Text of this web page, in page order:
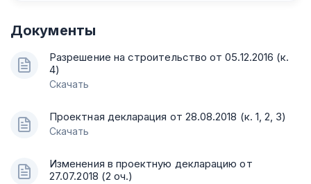
Документы
Разрешение на строительство от 05.12.2016 (к.
4)
Скачать
Проектная декларация от 28.08.2018 (к. 1, 2, 3)
Скачать
Изменения в проектную декларацию от
27.07.2018 (2 оч.)